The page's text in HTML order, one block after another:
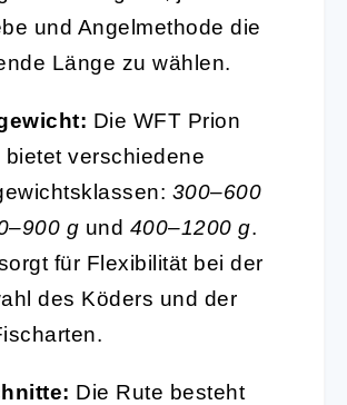
und Angelmethode die
Länge zu wählen.
Die WFT Prion
bietet verschiedene
300–600
g und 400–1200 g.
für Flexibilität bei der
des Köders und der
Die Rute besteht